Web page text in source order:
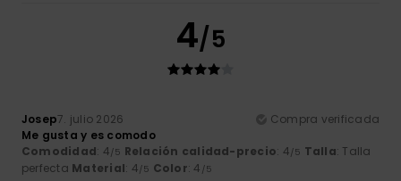
4/5
Josep7. julio 2026
Compra verificada
Me gusta y es comodo
Comodidad: 4/5 Relación calidad-precio: 4/5 Talla: Talla
perfecta Material: 4/5 Color: 4 /5